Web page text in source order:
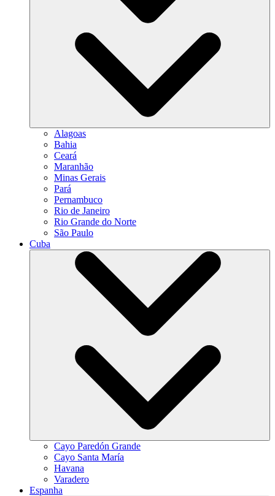
Alagoas
Bahia
Ceará
Maranhão
Minas Gerais
Pará
Pernambuco
Rio de Janeiro
Rio Grande do Norte
São Paulo
Cuba
Cayo Paredón Grande
Cayo Santa María
Havana
Varadero
Espanha